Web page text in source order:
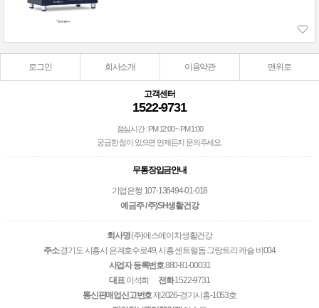
로그인 회사소개 이용약관 맨위로
고객센터
1522-9731
점심시간 : PM 12:00 ~ PM 1:00
궁금한 점이 있으면 언제든지 문의주세요.
무통장입금안내
기업은행 107-136494-01-018
예금주 / 주)SH생활건강
회사명(주)에스에이치생활건강
주소경기도 시흥시 은계호수로49, 시흥 센트럴돔 그랑트리 캐슬 비004
사업자 등록번호880-81-00031
대표이석희 전화1522-9731
통신판매업신고번호제2026-경기시흥-1053호